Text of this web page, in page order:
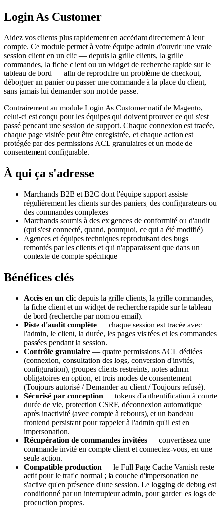
Login As Customer
Aidez vos clients plus rapidement en accédant directement à leur
compte. Ce module permet à votre équipe admin d'ouvrir une vraie
session client en un clic — depuis la grille clients, la grille
commandes, la fiche client ou un widget de recherche rapide sur le
tableau de bord — afin de reproduire un problème de checkout,
déboguer un panier ou passer une commande à la place du client,
sans jamais lui demander son mot de passe.
Contrairement au module Login As Customer natif de Magento,
celui-ci est conçu pour les équipes qui doivent prouver ce qui s'est
passé pendant une session de support. Chaque connexion est tracée,
chaque page visitée peut être enregistrée, et chaque action est
protégée par des permissions ACL granulaires et un mode de
consentement configurable.
À qui ça s'adresse
Marchands B2B et B2C dont l'équipe support assiste
régulièrement les clients sur des paniers, des configurateurs ou
des commandes complexes
Marchands soumis à des exigences de conformité ou d'audit
(qui s'est connecté, quand, pourquoi, ce qui a été modifié)
Agences et équipes techniques reproduisant des bugs
remontés par les clients et qui n'apparaissent que dans un
contexte de compte spécifique
Bénéfices clés
Accès en un clic depuis la grille clients, la grille commandes,
la fiche client et un widget de recherche rapide sur le tableau
de bord (recherche par nom ou email).
Piste d'audit complète — chaque session est tracée avec
l'admin, le client, la durée, les pages visitées et les commandes
passées pendant la session.
Contrôle granulaire — quatre permissions ACL dédiées
(connexion, consultation des logs, conversion d'invités,
configuration), groupes clients restreints, notes admin
obligatoires en option, et trois modes de consentement
(Toujours autorisé / Demander au client / Toujours refusé).
Sécurisé par conception — tokens d'authentification à courte
durée de vie, protection CSRF, déconnexion automatique
après inactivité (avec compte à rebours), et un bandeau
frontend persistant pour rappeler à l'admin qu'il est en
impersonation.
Récupération de commandes invitées — convertissez une
commande invité en compte client et connectez-vous, en une
seule action.
Compatible production — le Full Page Cache Varnish reste
actif pour le trafic normal ; la couche d'impersonation ne
s'active qu'en présence d'une session. Le logging de debug est
conditionné par un interrupteur admin, pour garder les logs de
production propres.